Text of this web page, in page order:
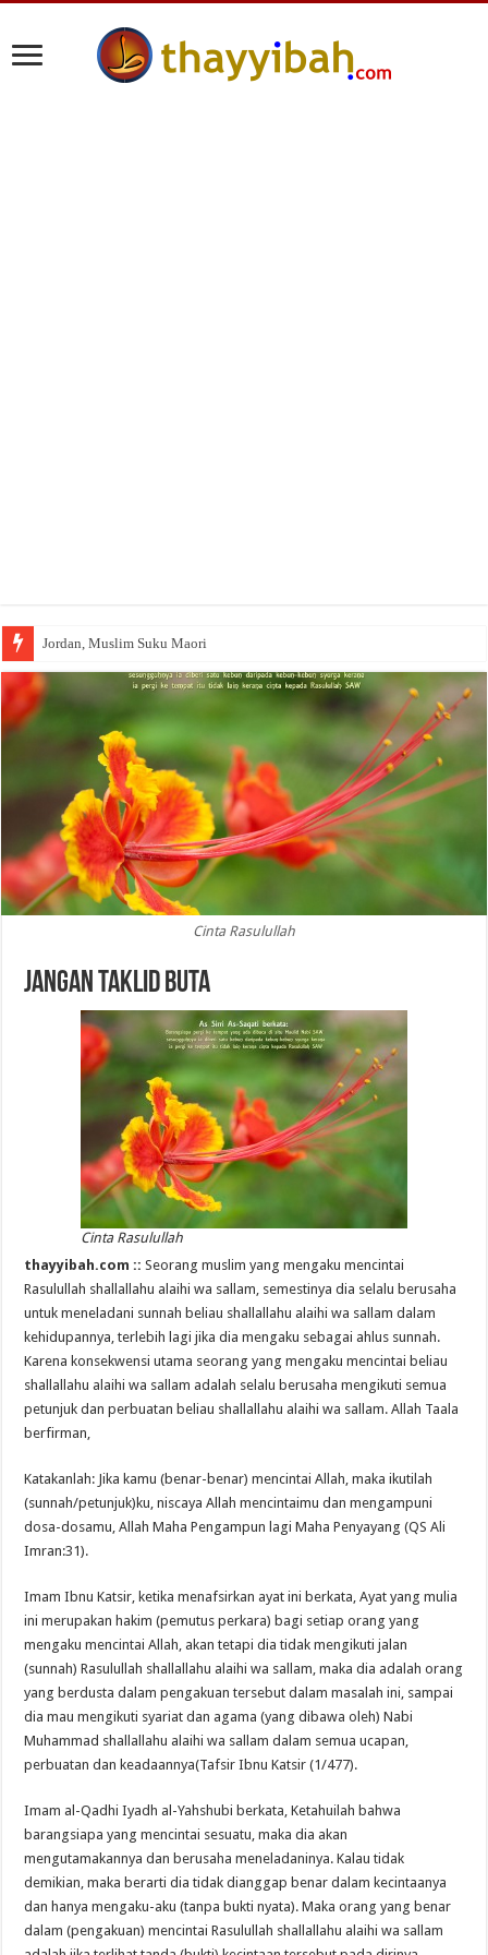
Jordan, Muslim Suku Maori
Cinta Rasulullah
Jangan Taklid Buta
Cinta Rasulullah
thayyibah.com ::Seorang muslim yang mengaku mencintai
Rasulullah shallallahu alaihi wa sallam, semestinya dia selalu berusaha
untuk meneladani sunnah beliau shallallahu alaihi wa sallam dalam
kehidupannya, terlebih lagi jika dia mengaku sebagai ahlus sunnah.
Karena konsekwensi utama seorang yang mengaku mencintai beliau
shallallahu alaihi wa sallam adalah selalu berusaha mengikuti semua
petunjuk dan perbuatan beliau shallallahu alaihi wa sallam. Allah Taala
berfirman,
Katakanlah: Jika kamu (benar-benar) mencintai Allah, maka ikutilah
(sunnah/petunjuk)ku, niscaya Allah mencintaimu dan mengampuni
dosa-dosamu, Allah Maha Pengampun lagi Maha Penyayang (QS Ali
Imran:31).
Imam Ibnu Katsir, ketika menafsirkan ayat ini berkata, Ayat yang mulia
ini merupakan hakim (pemutus perkara) bagi setiap orang yang
mengaku mencintai Allah, akan tetapi dia tidak mengikuti jalan
(sunnah) Rasulullah shallallahu alaihi wa sallam, maka dia adalah orang
yang berdusta dalam pengakuan tersebut dalam masalah ini, sampai
dia mau mengikuti syariat dan agama (yang dibawa oleh) Nabi
Muhammad shallallahu alaihi wa sallam dalam semua ucapan,
perbuatan dan keadaannya(Tafsir Ibnu Katsir (1/477).
Imam al-Qadhi Iyadh al-Yahshubi berkata, Ketahuilah bahwa
barangsiapa yang mencintai sesuatu, maka dia akan
mengutamakannya dan berusaha meneladaninya. Kalau tidak
demikian, maka berarti dia tidak dianggap benar dalam kecintaanya
dan hanya mengaku-aku (tanpa bukti nyata). Maka orang yang benar
dalam (pengakuan) mencintai Rasulullah shallallahu alaihi wa sallam